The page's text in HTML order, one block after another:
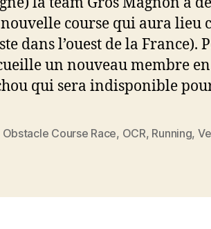
course qui aura lieu
dans l’ouest de la France).
un nouveau membre en
qui sera indisponible
Obstacle Course Race, OCR, Running,